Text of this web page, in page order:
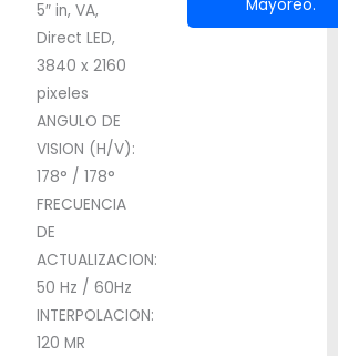
5″ in, VA,
Direct LED,
3840 x 2160
pixeles
ANGULO DE
VISION (H/V):
178° / 178°
FRECUENCIA
DE
ACTUALIZACION:
50 Hz / 60Hz
INTERPOLACION:
120 MR
Mayoreo.